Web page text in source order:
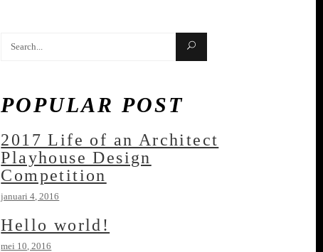
POPULAR POST
2017 Life of an Architect
Playhouse Design
Competition
januari 4, 2016
Hello world!
mei 10, 2016